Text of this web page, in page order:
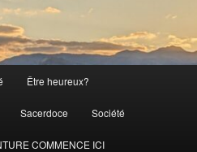
Être heureux?
Sacerdoce Société
COMMENCE ICI